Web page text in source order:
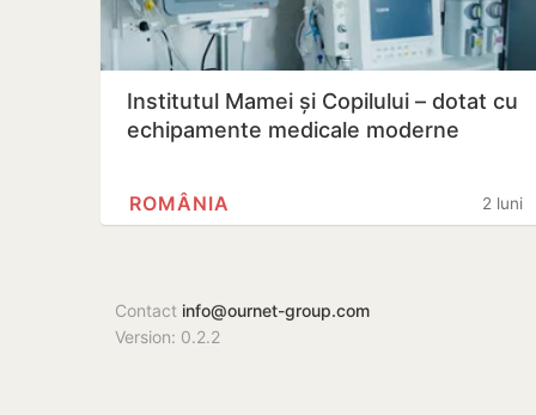
Institutul Mamei și Copilului – dotat cu
echipamente medicale moderne
2 luni
ROMÂNIA
Contact info@ournet-group.com
Version: 0.2.2